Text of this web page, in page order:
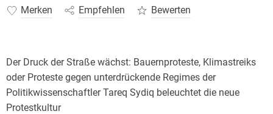
Merken Empfehlen Bewerten
Der Druck der Straße wächst: Bauernproteste, Klimastreiks
oder Proteste gegen unterdrückende Regimes der
Politikwissenschaftler Tareq Sydiq beleuchtet die neue
Protestkultur